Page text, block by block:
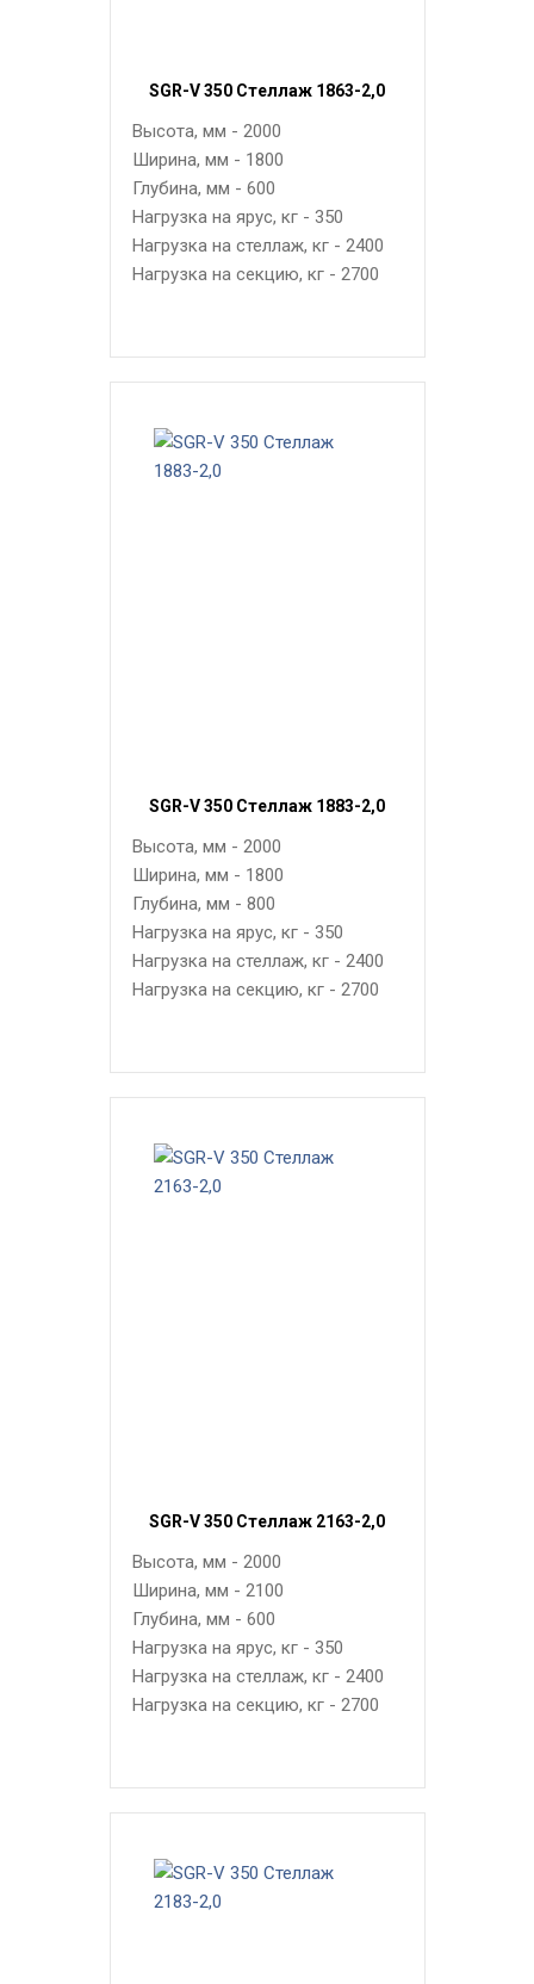
SGR-V 350 Стеллаж 1863-2,0
Высота, мм - 2000
Ширина, мм - 1800
Глубина, мм - 600
Нагрузка на ярус, кг - 350
Нагрузка на стеллаж, кг - 2400
Нагрузка на секцию, кг - 2700
SGR-V 350 Стеллаж 1883-2,0
Высота, мм - 2000
Ширина, мм - 1800
Глубина, мм - 800
Нагрузка на ярус, кг - 350
Нагрузка на стеллаж, кг - 2400
Нагрузка на секцию, кг - 2700
SGR-V 350 Стеллаж 2163-2,0
Высота, мм - 2000
Ширина, мм - 2100
Глубина, мм - 600
Нагрузка на ярус, кг - 350
Нагрузка на стеллаж, кг - 2400
Нагрузка на секцию, кг - 2700